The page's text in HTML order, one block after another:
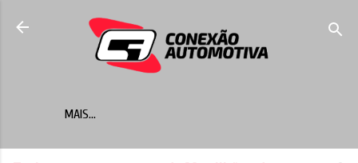
Pular para o conteúdo principal
MAIS…